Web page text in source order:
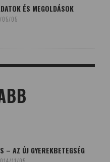
ÉS MEGOLDÁSOK
05/05
– AZ ÚJ GYEREKBETEGSÉG